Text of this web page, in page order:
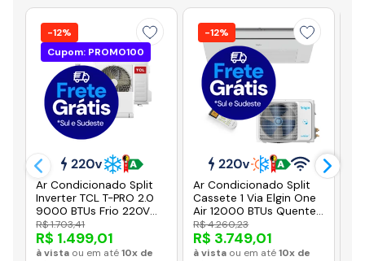
-12%
Cupom: PROMO100
Ar Condicionado Split
Inverter TCL T-PRO 2.0
9000 BTUs Frio 220V
TAC-09CTG2-INV
R$ 1.703,41
R$ 1.499,01
à vista ou em até10x de
-12%
Ar Condicionado Split
Cassete 1 Via Elgin One
Air 12000 BTUs Quente
e Frio Inverter 220V R32
(KOQE12C2CA)
R$ 4.260,23
R$ 3.749,01
à vista ou em até10x de